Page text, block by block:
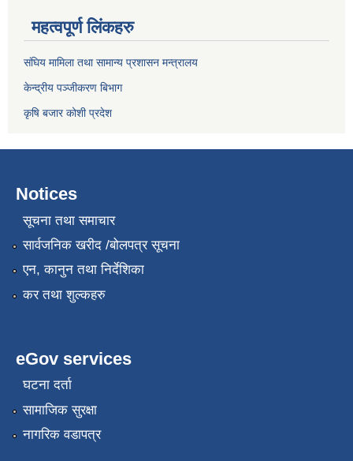
महत्वपूर्ण लिंकहरु
संघिय मामिला तथा सामान्य प्रशासन मन्त्रालय
केन्द्रीय पञ्जीकरण बिभाग
कृषि बजार कोशी प्रदेश
Notices
सूचना तथा समाचार
सार्वजनिक खरीद /बोलपत्र सूचना
एन, कानुन तथा निर्देशिका
कर तथा शुल्कहरु
eGov services
घटना दर्ता
सामाजिक सुरक्षा
नागरिक वडापत्र